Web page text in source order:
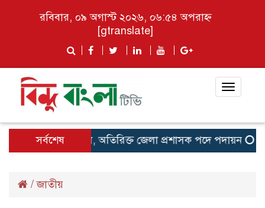
রবিবার, ০৯ অগাস্ট ২০২৬, ০৬:৫৪ অপরাহ্ন
[gtranslate]
Toggle
সর্বশেষ
ইউএনওকে বদলি, অতিরিক্ত জেলা প্রশাসক পদে পদায়ন
/জাতীয়